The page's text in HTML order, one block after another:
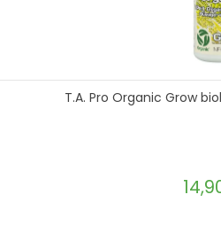
T.A. Pro Organic Grow